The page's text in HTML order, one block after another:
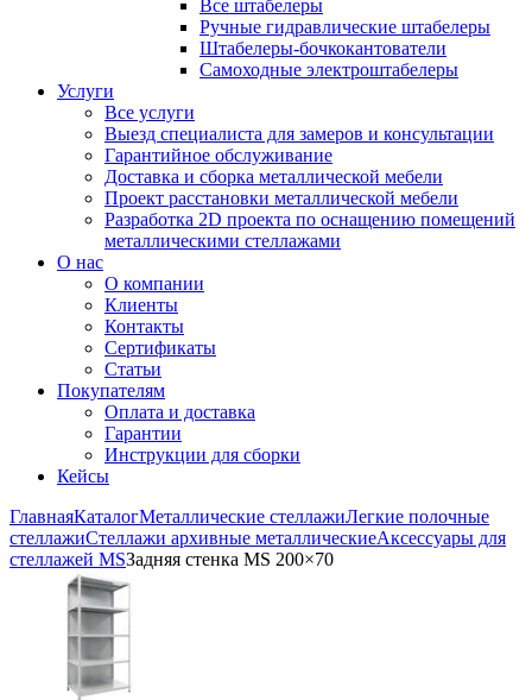
Все штабелеры
Ручные гидравлические штабелеры
Штабелеры-бочкокантователи
Самоходные электроштабелеры
Услуги
Все услуги
Выезд специалиста для замеров и консультации
Гарантийное обслуживание
Доставка и сборка металлической мебели
Проект расстановки металлической мебели
Разработка 2D проекта по оснащению помещений
металлическими стеллажами
О нас
О компании
Клиенты
Контакты
Сертификаты
Статьи
Покупателям
Оплата и доставка
Гарантии
Инструкции для сборки
Кейсы
ГлавнаяКаталогМеталлические стеллажиЛегкие полочные
стеллажиСтеллажи архивные металлическиеАксессуары для
стеллажей MSЗадняя стенка MS 200×70